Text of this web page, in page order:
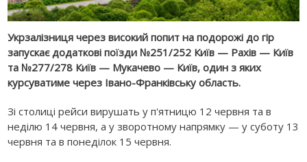
Укрзалізниця через високий попит на подорожі до гір
запускає додаткові поїзди №251/252 Київ — Рахів — Київ
та №277/278 Київ — Мукачево — Київ, один з яких
курсуватиме через Івано-Франківську область.
Зі столиці рейси вирушать у п'ятницю 12 червня та в
неділю 14 червня, а у зворотному напрямку — у суботу 13
червня та в понеділок 15 червня.